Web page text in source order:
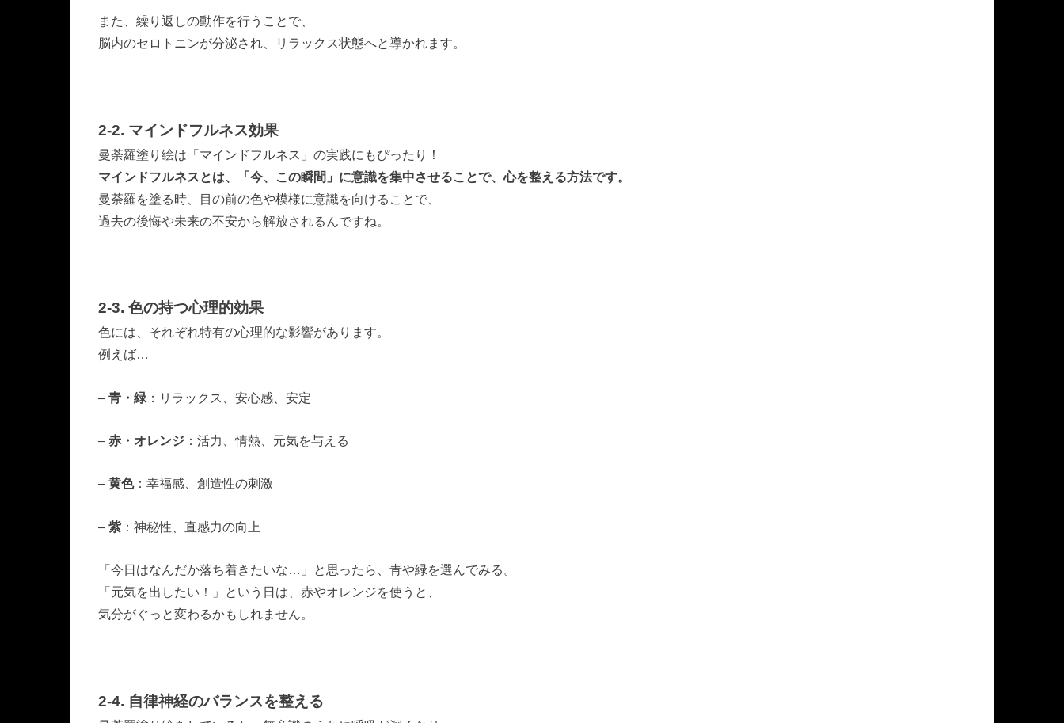
また、繰り返しの動作を行うことで、
脳内のセロトニンが分泌され、リラックス状態へと導かれます。
2-2. マインドフルネス効果
曼荼羅塗り絵は「マインドフルネス」の実践にもぴったり！
マインドフルネスとは、「今、この瞬間」に意識を集中させることで、心を整える方法です。
曼荼羅を塗る時、目の前の色や模様に意識を向けることで、
過去の後悔や未来の不安から解放されるんですね。
2-3. 色の持つ心理的効果
色には、それぞれ特有の心理的な影響があります。
例えば…
– 青・緑 ：リラックス、安心感、安定
– 赤・オレンジ ：活力、情熱、元気を与える
– 黄色：幸福感、創造性の刺激
– 紫 ：神秘性、直感力の向上
「今日はなんだか落ち着きたいな…」と思ったら、青や緑を選んでみる。
「元気を出したい！」という日は、赤やオレンジを使うと、
気分がぐっと変わるかもしれません。
2-4. 自律神経のバランスを整える